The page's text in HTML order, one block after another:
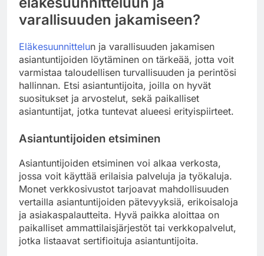
varallisuuden jakamiseen?
Eläkesuunnittelun ja varallisuuden jakamisen
asiantuntijoiden löytäminen on tärkeää, jotta voit
varmistaa taloudellisen turvallisuuden ja perintösi
hallinnan. Etsi asiantuntijoita, joilla on hyvät
suositukset ja arvostelut, sekä paikalliset
asiantuntijat, jotka tuntevat alueesi erityispiirteet.
Asiantuntijoiden etsiminen
Asiantuntijoiden etsiminen voi alkaa verkosta,
jossa voit käyttää erilaisia palveluja ja työkaluja.
Monet verkkosivustot tarjoavat mahdollisuuden
vertailla asiantuntijoiden pätevyyksiä, erikoisaloja
ja asiakaspalautteita. Hyvä paikka aloittaa on
paikalliset ammattilaisjärjestöt tai verkkopalvelut,
jotka listaavat sertifioituja asiantuntijoita.